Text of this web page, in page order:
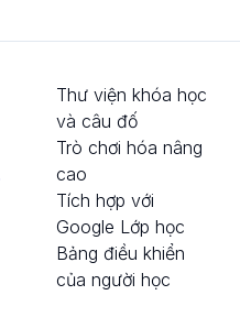
Thư viện khóa học
và câu đố
Trò chơi hóa nâng
cao
Tích hợp với
Google Lớp học
Bảng điều khiển
của người học